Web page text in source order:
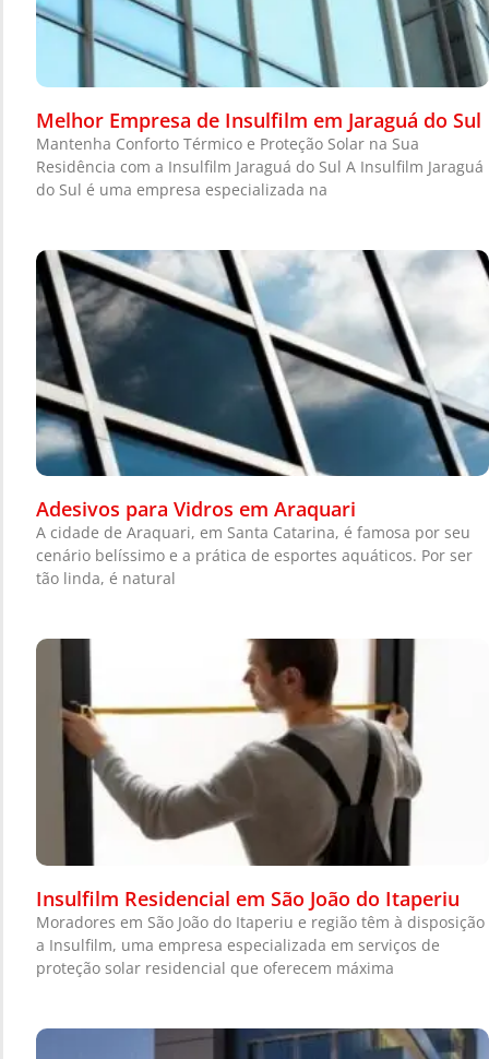
Melhor Empresa de Insulfilm em Jaraguá do Sul
Mantenha Conforto Térmico e Proteção Solar na Sua
Residência com a Insulfilm Jaraguá do Sul A Insulfilm Jaraguá
do Sul é uma empresa especializada na
Adesivos para Vidros em Araquari
A cidade de Araquari, em Santa Catarina, é famosa por seu
cenário belíssimo e a prática de esportes aquáticos. Por ser
tão linda, é natural
Insulfilm Residencial em São João do Itaperiu
Moradores em São João do Itaperiu e região têm à disposição
a Insulfilm, uma empresa especializada em serviços de
proteção solar residencial que oferecem máxima